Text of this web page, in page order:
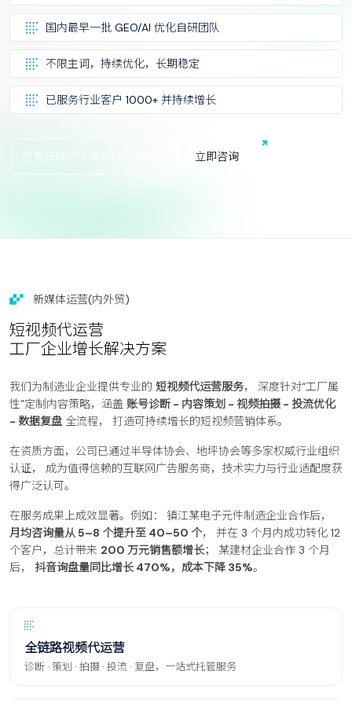
国内最早一批 GEO/AI 优化自研团队
不限主词，持续优化，长期稳定
已服务行业客户 1000+ 并持续增长
免费获取行业增长诊断方案 立即咨询
新媒体运营(内外贸)
短视频代运营
工厂企业增长解决方案
我们为制造业企业提供专业的 短视频代运营服务， 深度针对“工厂属
性”定制内容策略，涵盖 账号诊断 - 内容策划 - 视频拍摄 - 投流优化
- 数据复盘 全流程， 打造可持续增长的短视频营销体系。
在资质方面，公司已通过半导体协会、地坪协会等多家权威行业组织
认证， 成为值得信赖的互联网广告服务商，技术实力与行业适配度获
得广泛认可。
在服务成果上成效显著。例如： 镇江某电子元件制造企业合作后，
月均咨询量从 5–8 个提升至 40–50 个， 并在 3 个月内成功转化 12
个客户，总计带来 200 万元销售额增长； 某建材企业合作 3 个月
后， 抖音询盘量同比增长 470%，成本下降 35%。
全链路视频代运营
诊断 · 策划 · 拍摄 · 投流 · 复盘，一站式托管服务